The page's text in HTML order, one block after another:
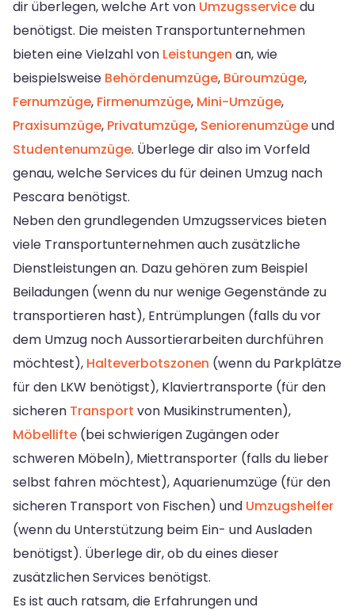
dir überlegen, welche Art von Umzugsservicedu
benötigst. Die meisten Transportunternehmen
bieten eine Vielzahl von Leistungen an, wie
beispielsweise Behördenumzüge, Büroumzüge,
Fernumzüge, Firmenumzüge, Mini-Umzüge,
Praxisumzüge, Privatumzüge, Seniorenumzügeund
Studentenumzüge. Überlege dir also im Vorfeld
genau, welche Services du für deinen Umzug nach
Pescara benötigst.
Neben den grundlegenden Umzugsservices bieten
viele Transportunternehmen auch zusätzliche
Dienstleistungen an. Dazu gehören zum Beispiel
Beiladungen (wenn du nur wenige Gegenstände zu
transportieren hast), Entrümplungen (falls du vor
dem Umzug noch Aussortierarbeiten durchführen
möchtest), Halteverbotszonen (wenn du Parkplätze
für den LKW benötigst), Klaviertransporte (für den
sicheren Transport von Musikinstrumenten),
Möbellifte (bei schwierigen Zugängen oder
schweren Möbeln), Miettransporter (falls du lieber
selbst fahren möchtest), Aquarienumzüge (für den
sicheren Transport von Fischen) und Umzugshelfer
(wenn du Unterstützung beim Ein- und Ausladen
benötigst). Überlege dir, ob du eines dieser
zusätzlichen Services benötigst.
Es ist auch ratsam, die Erfahrungen und